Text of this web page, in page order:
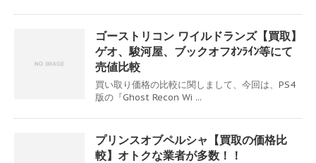
ゴーストリコン ワイルドランズ【買取】
ゲオ、駿河屋、ブックオフｵﾝﾗｲﾝ等にて
売値比較
買い取り価格の比較に関しまして、今回は、PS4
版の『Ghost Recon Wi ...
プリンスオブペルシャ【買取の価格比
較】オトクな業者が多数！！